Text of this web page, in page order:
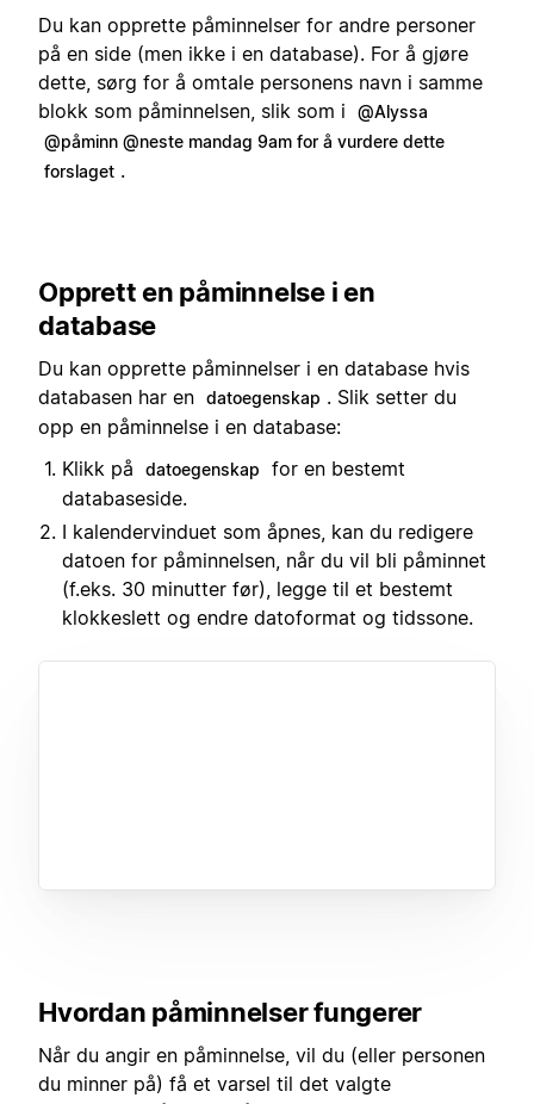
Du kan opprette påminnelser for andre personer
på en side (men ikke i en database). For å gjøre
dette, sørg for å omtale personens navn i samme
blokk som påminnelsen, slik som i
@Alyssa
@påminn @neste mandag 9am for å vurdere dette
forslaget .
Opprett en påminnelse i en
database
Du kan opprette påminnelser i en database hvis
databasen har en datoegenskap . Slik setter du
opp en påminnelse i en database:
Klikk på
datoegenskap
for en bestemt
databaseside.
I kalendervinduet som åpnes, kan du redigere
datoen for påminnelsen, når du vil bli påminnet
(f.eks. 30 minutter før), legge til et bestemt
klokkeslett og endre datoformat og tidssone.
Hvordan påminnelser fungerer
Når du angir en påminnelse, vil du (eller personen
du minner på) få et varsel til det valgte